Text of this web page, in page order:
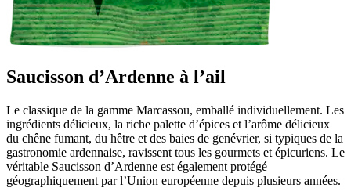
Saucisson d’Ardenne à l’ail
Le classique de la gamme Marcassou, emballé individuellement. Les
ingrédients délicieux, la riche palette d’épices et l’arôme délicieux
du chêne fumant, du hêtre et des baies de genévrier, si typiques de la
gastronomie ardennaise, ravissent tous les gourmets et épicuriens. Le
véritable Saucisson d’Ardenne est également protégé
géographiquement par l’Union européenne depuis plusieurs années.